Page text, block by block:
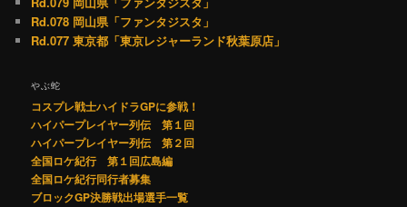
Rd.078 岡山県「ファンタジスタ」
Rd.077 東京都「東京レジャーランド秋葉原店」
やぶ蛇
コスプレ戦士ハイドラGPに参戦！
ハイパープレイヤー列伝 第１回
ハイパープレイヤー列伝 第２回
全国ロケ紀行 第１回広島編
全国ロケ紀行同行者募集
ブロックGP決勝戦出場選手一覧